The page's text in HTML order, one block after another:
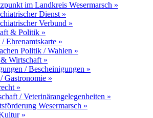
im Landkreis Wesermarsch »
Dienst »
Verbund »
& Politik »
Ehrenamtskarte »
Politik / Wahlen »
Wirtschaft »
/ Bescheinigungen »
Gastronomie »
»
/ Veterinärangelegenheiten »
Wesermarsch »
»